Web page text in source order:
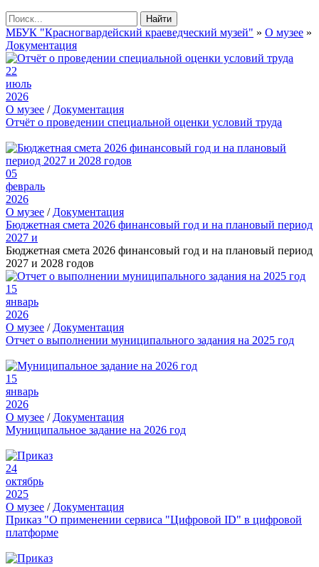
Найти
МБУК "Красногвардейский краеведческий музей" » О музее »
Документация
22
июль
2026
О музее / Документация
Отчёт о проведении специальной оценки условий труда
05
февраль
2026
О музее / Документация
Бюджетная смета 2026 финансовый год и на плановый период
2027 и
Бюджетная смета 2026 финансовый год и на плановый период
2027 и 2028 годов
15
январь
2026
О музее / Документация
Отчет о выполнении муниципального задания на 2025 год
15
январь
2026
О музее / Документация
Муниципальное задание на 2026 год
24
октябрь
2025
О музее / Документация
Приказ "О применении сервиса "Цифровой ID" в цифровой
платформе